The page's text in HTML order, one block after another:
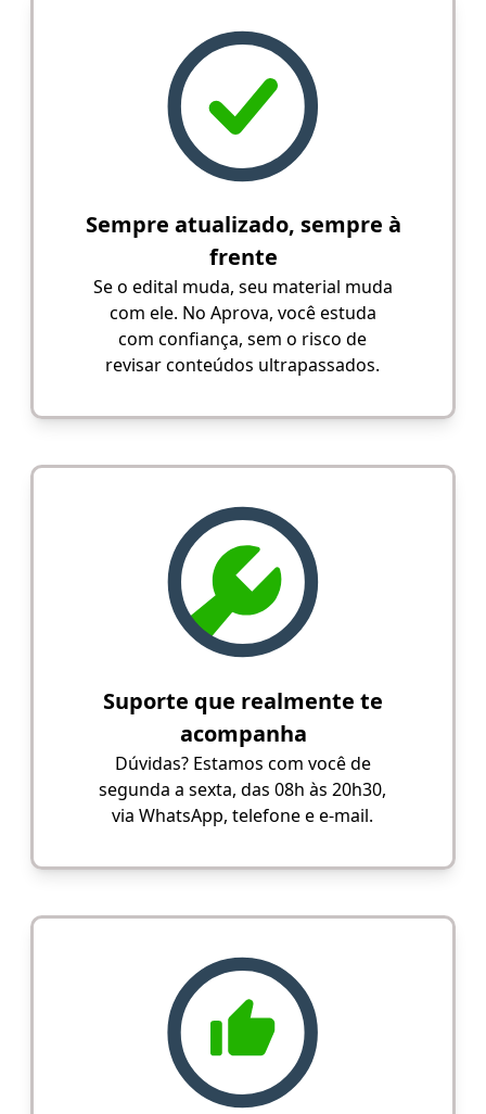
Sempre atualizado, sempre à
frente
Se o edital muda, seu material muda
com ele. No Aprova, você estuda
com confiança, sem o risco de
revisar conteúdos ultrapassados.
Suporte que realmente te
acompanha
Dúvidas? Estamos com você de
segunda a sexta, das 08h às 20h30,
via WhatsApp, telefone e e-mail.